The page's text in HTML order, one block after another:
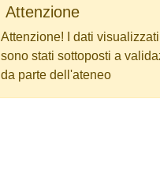
Attenzione
Attenzione! I dati
sono stati sottoposti a
da parte dell'ateneo